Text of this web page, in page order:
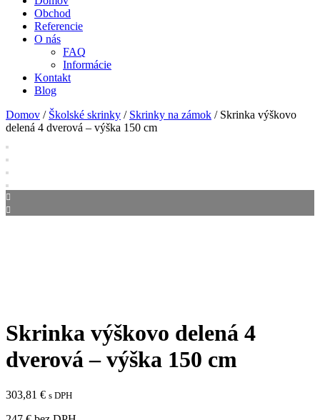
Obchod
Referencie
O nás
FAQ
Informácie
Kontakt
Blog
Domov / Školské skrinky / Skrinky na zámok / Skrinka výškovo
delená 4 dverová – výška 150 cm
Skrinka výškovo delená 4
dverová – výška 150 cm
303,81 € s DPH